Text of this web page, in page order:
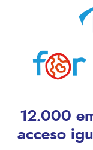
12.000
acceso